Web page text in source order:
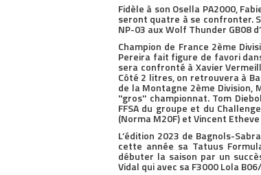
Fidèle à son Osella PA2000,
seront quatre à se confronter.
NP-03 aux Wolf Thunder GB08
Champion de France 2ème
Pereira fait figure de favori
sera confronté à Xavier
Côté 2 litres, on retrouvera à
de la Montagne 2ème
''gros'' championnat. Tom
FFSA du groupe et du
(Norma M20F) et Vincent
L’édition 2023 de Bagnols-
cette année sa Tatuus
débuter la saison par un
Vidal qui avec sa F3000 Lola